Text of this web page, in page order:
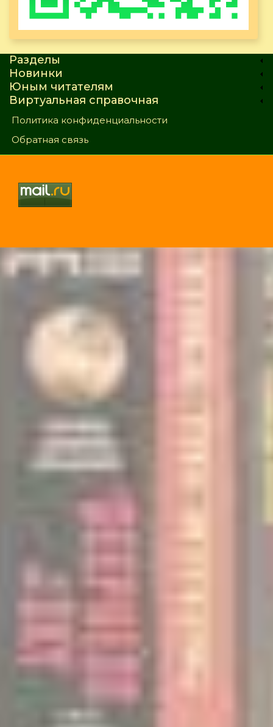
Разделы
Новинки
Юным читателям
Виртуальная справочная
Политика конфиденциальности
Обратная связь